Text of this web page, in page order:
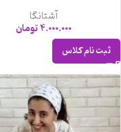
آشتانگا
4.000.000تومان
ثبت نام کلاس